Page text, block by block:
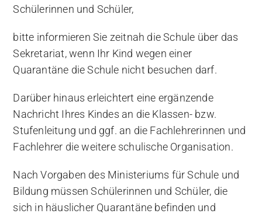
Schülerinnen und Schüler,
bitte informieren Sie zeitnah die Schule über das
Sekretariat, wenn Ihr Kind wegen einer
Quarantäne die Schule nicht besuchen darf.
Darüber hinaus erleichtert eine ergänzende
Nachricht Ihres Kindes an die Klassen- bzw.
Stufenleitung und ggf. an die Fachlehrerinnen und
Fachlehrer die weitere schulische Organisation.
Nach Vorgaben des Ministeriums für Schule und
Bildung müssen Schülerinnen und Schüler, die
sich in häuslicher Quarantäne befinden und